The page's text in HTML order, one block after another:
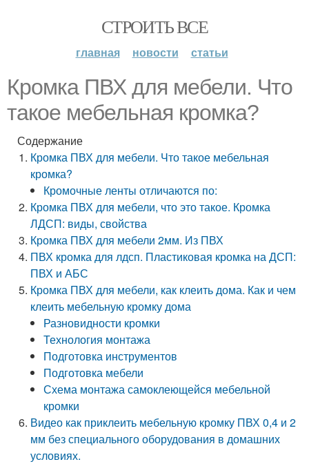
СТРОИТЬ ВСЕ
главная новости статьи
Кромка ПВХ для мебели. Что
такое мебельная кромка?
Содержание
Кромка ПВХ для мебели. Что такое мебельная
кромка?
Кромочные ленты отличаются по:
Кромка ПВХ для мебели, что это такое. Кромка
ЛДСП: виды, свойства
Кромка ПВХ для мебели 2мм. Из ПВХ
ПВХ кромка для лдсп. Пластиковая кромка на ДСП:
ПВХ и АБС
Кромка ПВХ для мебели, как клеить дома. Как и чем
клеить мебельную кромку дома
Разновидности кромки
Технология монтажа
Подготовка инструментов
Подготовка мебели
Схема монтажа самоклеющейся мебельной
кромки
Видео как приклеить мебельную кромку ПВХ 0,4 и 2
мм без специального оборудования в домашних
условиях.